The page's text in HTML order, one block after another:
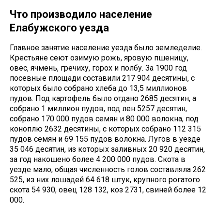
Что производило население
Елабужского уезда
Главное занятие население уезда было земледелие.
Крестьяне сеют озимую рожь, яровую пшеницу,
овес, ячмень, гречиху, горох и полбу. За 1900 год
посевные площади составили 217 904 десятины, с
которых было собрано хлеба до 13,5 миллионов
пудов. Под картофель было отдано 2685 десятин, а
собрано 1 миллион пудов, под лен 5257 десятин,
собрано 170 000 пудов семян и 80 000 волокна, под
коноплю 2632 десятины, с которых собрано 112 315
пудов семян и 69 155 пудов волокна. Лугов в уезде
35 046 десятин, из которых заливных 20 920 десятин,
за год накошено более 4 200 000 пудов. Скота в
уезде мало, общая численность голов составляла 262
525, из них лошадей 64 618 штук, крупного рогатого
скота 54 930, овец 128 132, коз 2731, свиней более 12
000.